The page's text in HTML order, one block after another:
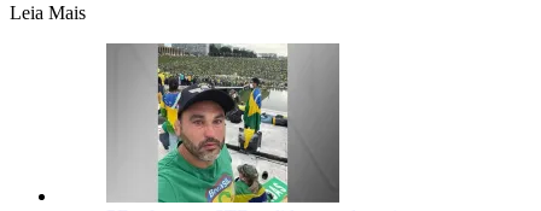
Leia Mais